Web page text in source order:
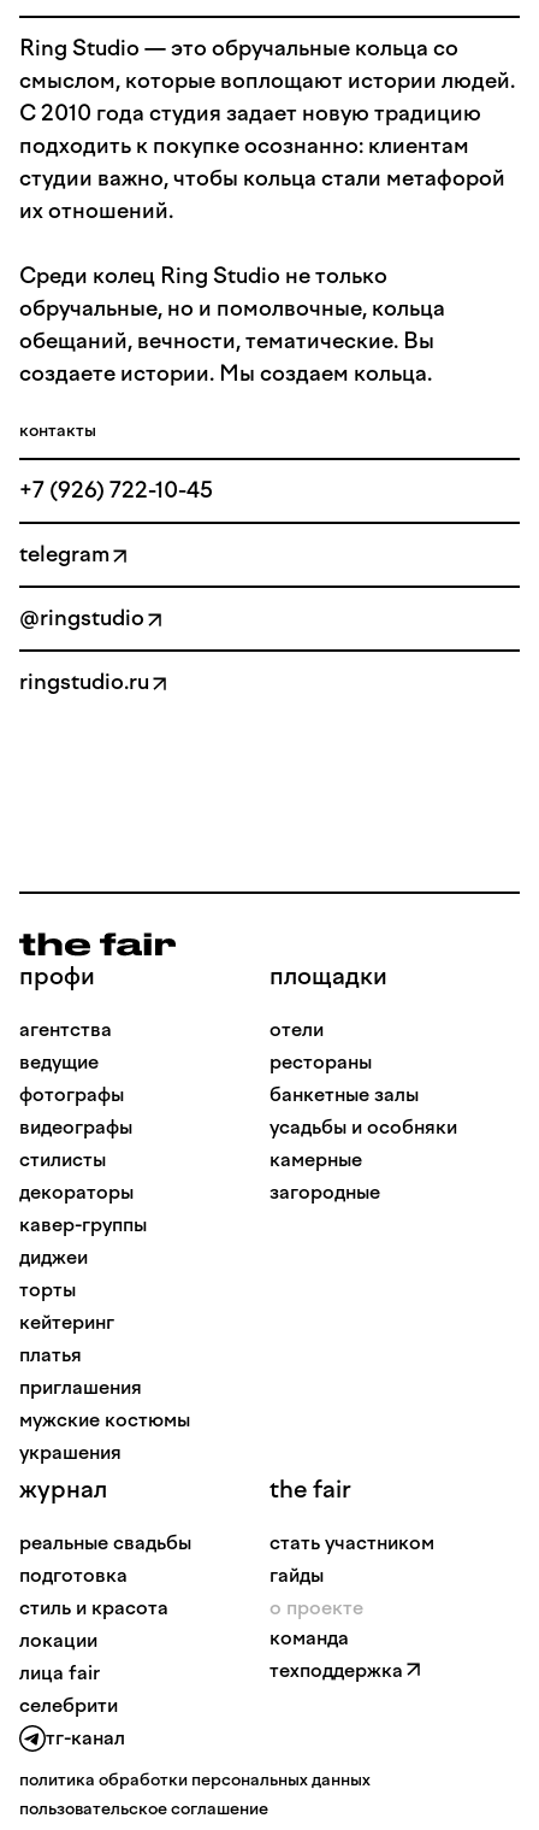
Ring Studio — это обручальные кольца со
смыслом, которые воплощают истории людей.
С 2010 года студия задает новую традицию
подходить к покупке осознанно: клиентам
студии важно, чтобы кольца стали метафорой
их отношений.
Среди колец Ring Studio не только
обручальные, но и помолвочные, кольца
обещаний, вечности, тематические. Вы
создаете истории. Мы создаем кольца.
контакты
+7 (926) 722-10-45
telegram
@ringstudio
ringstudio.ru
профи
агентства
ведущие
фотографы
видеографы
стилисты
декораторы
кавер-группы
диджеи
торты
кейтеринг
платья
приглашения
мужские костюмы
украшения
площадки
отели
рестораны
банкетные залы
усадьбы и особняки
камерные
загородные
журнал
реальные свадьбы
подготовка
стиль и красота
локации
лица fair
селебрити
the fair
стать участником
гайды
о проекте
команда
техподдержка
тг-канал
политика обработки персональных данных
пользовательское соглашение